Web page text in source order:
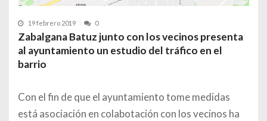
19 febrero 2019 0
Zabalgana Batuz junto con los vecinos presenta
al ayuntamiento un estudio del tráfico en el
barrio
Con el fin de que el ayuntamiento tome medidas
está asociación en colabotación con los vecinos ha